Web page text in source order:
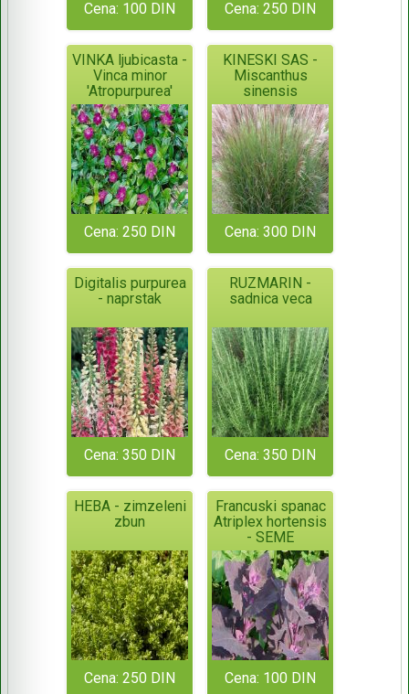
Cena: 100 DIN Cena: 250 DIN
VINKA ljubicasta -
Vinca minor
'Atropurpurea'
Cena: 250 DIN
KINESKI SAS -
Miscanthus
sinensis
Cena: 300 DIN
Digitalis purpurea
- naprstak
Cena: 350 DIN
RUZMARIN -
sadnica veca
Cena: 350 DIN
HEBA - zimzeleni
zbun
Cena: 250 DIN
Francuski spanac
Atriplex hortensis
- SEME
Cena: 100 DIN